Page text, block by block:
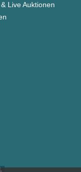
Live Auktionen